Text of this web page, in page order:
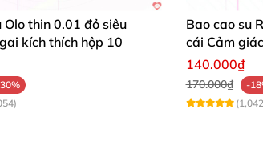
phụ nữ và tăng thêm sức hấp dẫn , bản
cho cố định bao vào “cậu nhỏ”.
Olo thin 0.01 đỏ siêu
kích thích hộp 10
Bao cao su
cái Cảm
140.000₫
170.000₫
-